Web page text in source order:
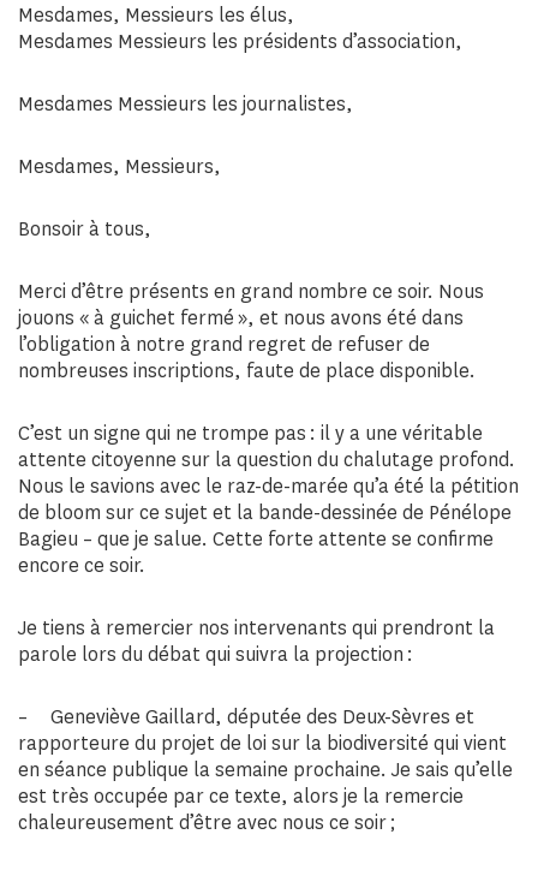
Mesdames, Messieurs les élus,
Mesdames Messieurs les présidents d’association,
Mesdames Messieurs les journalistes,
Mesdames, Messieurs,
Bonsoir à tous,
Merci d’être présents en grand nombre ce soir. Nous
jouons « à guichet fermé », et nous avons été dans
l’obligation à notre grand regret de refuser de
nombreuses inscriptions, faute de place disponible.
C’est un signe qui ne trompe pas : il y a une véritable
attente citoyenne sur la question du chalutage profond.
Nous le savions avec le raz-de-marée qu’a été la pétition
de bloom sur ce sujet et la bande-dessinée de Pénélope
Bagieu – que je salue. Cette forte attente se confirme
encore ce soir.
Je tiens à remercier nos intervenants qui prendront la
parole lors du débat qui suivra la projection :
– Geneviève Gaillard, députée des Deux-Sèvres et
rapporteure du projet de loi sur la biodiversité qui vient
en séance publique la semaine prochaine. Je sais qu’elle
est très occupée par ce texte, alors je la remercie
chaleureusement d’être avec nous ce soir ;